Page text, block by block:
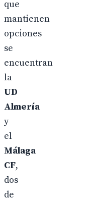
que
mantienen
opciones
se
encuentran
la
UD
Almería
y
el
Málaga
CF,
dos
de